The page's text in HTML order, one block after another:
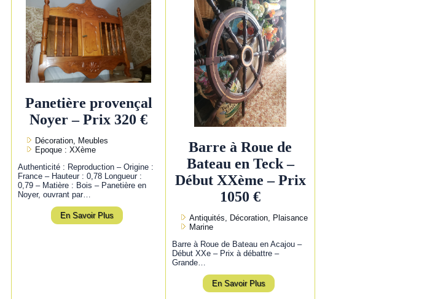
Panetière provençal
Noyer – Prix 320 €
Décoration, Meubles
Epoque : XXème
Authenticité : Reproduction – Origine :
France – Hauteur : 0,78 Longueur :
0,79 – Matière : Bois – Panetière en
Noyer, ouvrant par…
En Savoir Plus
Barre à Roue de
Bateau en Teck –
Début XXème – Prix
1050 €
Antiquités, Décoration, Plaisance
Marine
Barre à Roue de Bateau en Acajou –
Début XXe – Prix à débattre –
Grande…
En Savoir Plus